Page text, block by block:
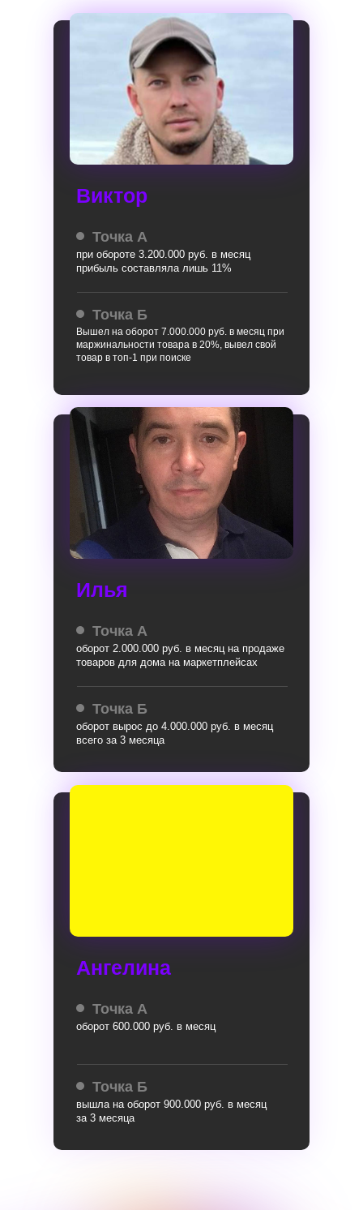
Виктор
Илья
Ангелина
Точка А
Точка А
Точка А
Точка Б
Точка Б
Точка Б
при обороте 3.200.000 руб. в месяц
прибыль составляла лишь 11%
оборот 2.000.000 руб. в месяц на продаже
товаров для дома на маркетплейсах
оборот 600.000 руб. в месяц
Вышел на оборот 7.000.000 руб. в месяц при
маржинальности товара в 20%, вывел свой
товар в топ-1 при поиске
оборот вырос до 4.000.000 руб. в месяц
всего за 3 месяца
вышла на оборот 900.000 руб. в месяц
за 3 месяца